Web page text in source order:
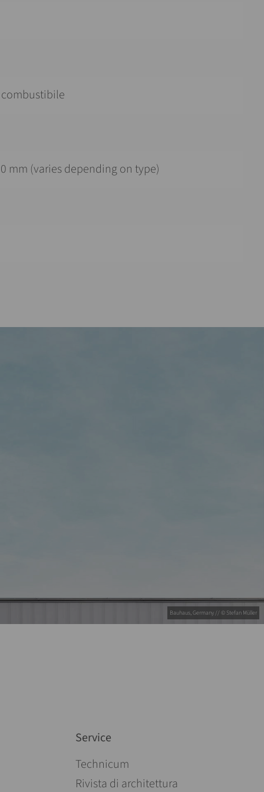
combustibile
mm (varies depending on type)
Bauhaus, Germany // © Stefan Müller
Service
Salta la navigazione
Technicum
Rivista di architettura